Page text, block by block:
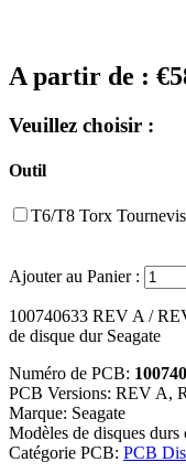
A partir de :
Veuillez choisir :
Outil
T6/T8 Torx
Ajouter au Panier :
100740633 REV A /
de disque dur Seagate
Numéro de PCB:
PCB Versions: REV A,
Marque: Seagate
Modèles de disques durs
Catégorie PCB: PCB